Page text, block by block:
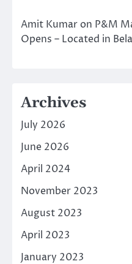
Amit Kumar on P&M
Opens – Located in
Archives
July 2026
June 2026
April 2024
November 2023
August 2023
April 2023
January 2023